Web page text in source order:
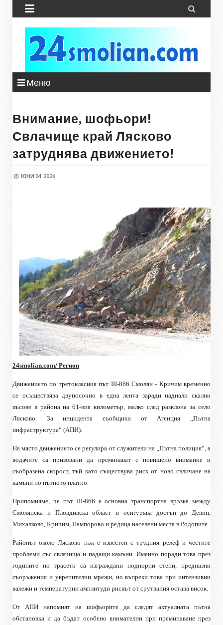
 
Меню
Внимание, шофьори!
Свлачище край Лясково
затруднява движението!
ЮНИ 04, 2026
24smolian.com/ Регион
Движението по третокласния път III-866 Смолян - Кричим временно
се осъществява двупосочно в една лента заради паднали скални
късове в района на 61-вия километър, малко след разклона за село
Лясково. За инцидента съобщиха от Агенция „Пътна
инфраструктура“ (АПИ).
На място движението се регулира от служители на „Пътна полиция“, а
водачите са призовани да преминават с повишено внимание и
съобразена скорост, тъй като съществува риск от ново свличане на
камъни по пътното платно.
Припомняме, че път III-866 е основна транспортна връзка между
Смолянска и Пловдивска област и осигурява достъп до Девин,
Михалково, Кричим, Пампорово и редица населени места в Родопите.
Районът около Лясково пък е известен с трудния релеф и честите
проблеми със свлачища и падащи камъни. Именно поради това през
годините по трасето са изграждани подпорни стени, предпазни
съоръжения и укрепителни мрежи, но въпреки това при интензивни
валежи и температурни амплитуди рискът от срутвания остава висок.
От АПИ напомнят на шофьорите да следят актуалната пътна
обстановка и да бъдат особено внимателни при преминаване през